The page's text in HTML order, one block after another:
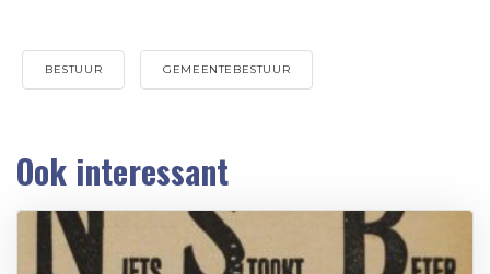
BESTUUR GEMEENTEBESTUUR
Ook interessant